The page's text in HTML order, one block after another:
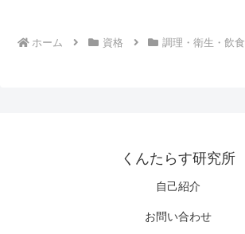
ホーム 資格 調理・衛生・飲食
くんたらす研究所
自己紹介
お問い合わせ